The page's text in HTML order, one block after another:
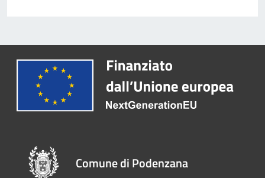
Comune di Podenzana